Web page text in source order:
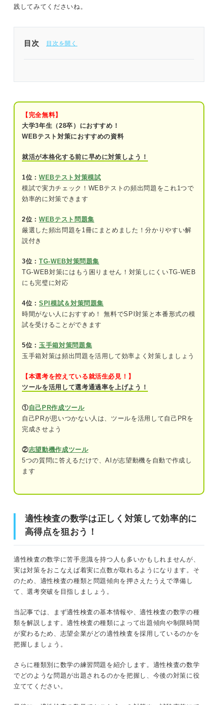
践してみてくださいね。
目次
前提から確認しよう！ 適性検査についての基本情
報
試験の種類
事前に把握しておきたい！数学の問題を出題する適
性検査の種類
①SPI
②玉手箱
④TAP
キャリアコンサルタントが解説！ 適性検査を重視
しているのはどのような企業？
SPIの練習問題
TG-WEBの練習問題
適性検査の数学でやっておくべき対策を解説！
数をこなして計算スピードを上げる
最後の追い込み！ 試験直前に5分でできる対策も確
よく出る問題の解き方や公式を復習する
適性検査の数学の傾向をつかんで選考通過を目指そ
う！
【完全無料】
大学3年生（28卒）におすすめ！
WEBテスト対策におすすめの資料
就活が本格化する前に早めに対策しよう！
1位： WEBテスト対策模試
模試で実力チェック！WEBテストの頻出問題をこれ1つで
効率的に対策できます
2位： WEBテスト問題集
厳選した頻出問題を1冊にまとめました！分かりやすい解
説付き
3位： TG-WEB対策問題集
TG-WEB対策にはもう困りません！対策しにくいTG-WEB
にも完璧に対応
4位： SPI模試＆対策問題集
時間がない人におすすめ！ 無料でSPI対策と本番形式の模
試を受けることができます
5位： 玉手箱対策問題集
玉手箱対策は頻出問題を活用して効率よく対策しましょう
【本選考を控えている就活生必見！】
ツールを活用して選考通過率を上げよう！
①自己PR作成ツール
自己PRが思いつかない人は、ツールを活用して自己PRを
完成させよう
②志望動機作成ツール
5つの質問に答えるだけで、AIが志望動機を自動で作成し
ます
適性検査の数学は正しく対策して効率的に
高得点を狙おう！
適性検査の数学に苦手意識を持つ人も多いかもしれませんが、
実は対策をおこなえば着実に点数が取れるようになります。そ
のため、適性検査の種類と問題傾向を押さえたうえで準備し
て、選考突破を目指しましょう。
当記事では、まず適性検査の基本情報や、適性検査の数学の種
類を解説します。適性検査の種類によって出題傾向や制限時間
が変わるため、志望企業がどの適性検査を採用しているのかを
把握しましょう。
さらに種類別に数学の練習問題を紹介します。適性検査の数学
でどのような問題が出題されるのかを把握し、今後の対策に役
立ててください。
う！
前提から確認しよう！ 適性検査についての基本情報
試験の種類
受検するタイミング
事前に把握しておきたい！数学の問題を出題する適性検査
①SPI
②玉手箱
③TG-WEB
④TAP